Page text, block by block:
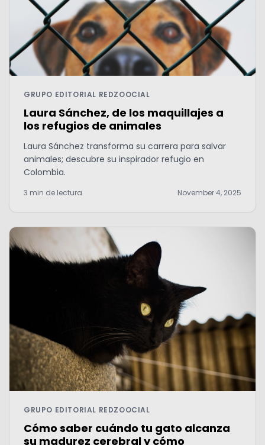
GRUPO EDITORIAL REDZOOCIAL
Laura Sánchez, de los maquillajes a
los refugios de animales
Laura Sánchez transforma su carrera para salvar
animales; descubre su inspirador refugio en
Colombia.
3 min de lectura November 4, 2025
GRUPO EDITORIAL REDZOOCIAL
Cómo saber cuándo tu gato alcanza
su madurez cerebral y cómo